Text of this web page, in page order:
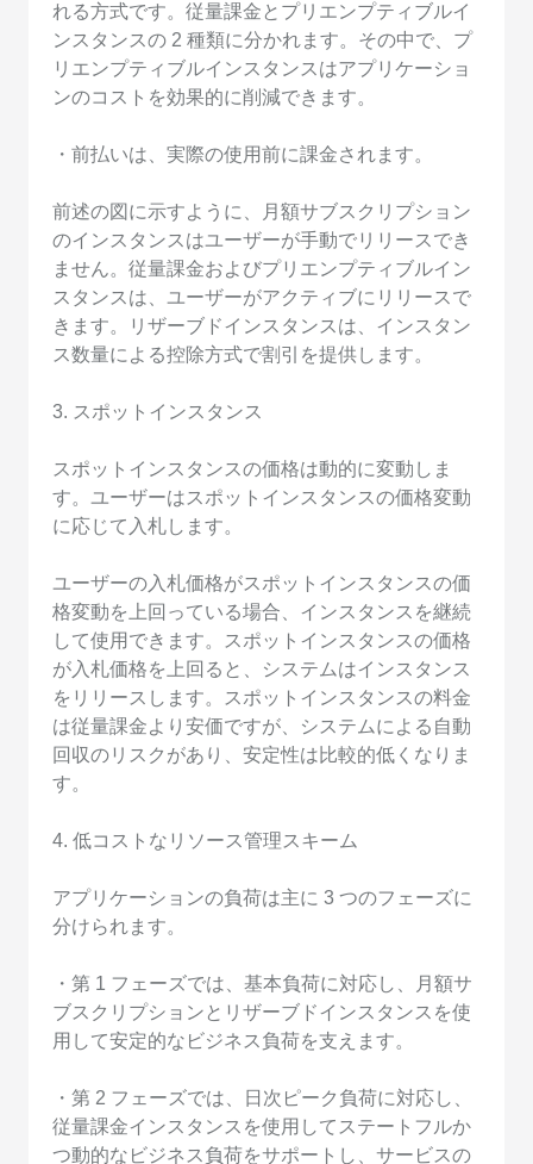
れる方式です。従量課金とプリエンプティブルイ
ンスタンスの 2 種類に分かれます。その中で、プ
リエンプティブルインスタンスはアプリケーショ
ンのコストを効果的に削減できます。
・前払いは、実際の使用前に課金されます。
前述の図に示すように、月額サブスクリプション
のインスタンスはユーザーが手動でリリースでき
ません。従量課金およびプリエンプティブルイン
スタンスは、ユーザーがアクティブにリリースで
きます。リザーブドインスタンスは、インスタン
ス数量による控除方式で割引を提供します。
3. スポットインスタンス
スポットインスタンスの価格は動的に変動しま
す。ユーザーはスポットインスタンスの価格変動
に応じて入札します。
ユーザーの入札価格がスポットインスタンスの価
格変動を上回っている場合、インスタンスを継続
して使用できます。スポットインスタンスの価格
が入札価格を上回ると、システムはインスタンス
をリリースします。スポットインスタンスの料金
は従量課金より安価ですが、システムによる自動
回収のリスクがあり、安定性は比較的低くなりま
す。
4. 低コストなリソース管理スキーム
アプリケーションの負荷は主に 3 つのフェーズに
分けられます。
・第 1 フェーズでは、基本負荷に対応し、月額サ
ブスクリプションとリザーブドインスタンスを使
用して安定的なビジネス負荷を支えます。
・第 2 フェーズでは、日次ピーク負荷に対応し、
従量課金インスタンスを使用してステートフルか
つ動的なビジネス負荷をサポートし、サービスの